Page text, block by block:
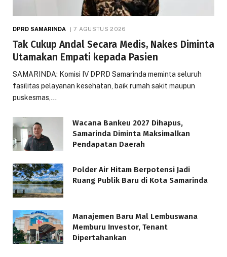
DPRD SAMARINDA 7 AGUSTUS 2026
Tak Cukup Andal Secara Medis, Nakes Diminta
Utamakan Empati kepada Pasien
SAMARINDA: Komisi IV DPRD Samarinda meminta seluruh
fasilitas pelayanan kesehatan, baik rumah sakit maupun
puskesmas,…
Wacana Bankeu 2027 Dihapus,
Samarinda Diminta Maksimalkan
Pendapatan Daerah
Polder Air Hitam Berpotensi Jadi
Ruang Publik Baru di Kota Samarinda
Manajemen Baru Mal Lembuswana
Memburu Investor, Tenant
Dipertahankan